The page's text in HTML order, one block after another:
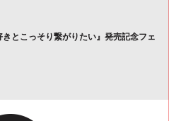
きとこっそり繋がりたい』発売記念フェ